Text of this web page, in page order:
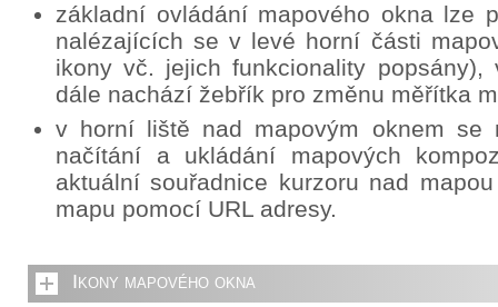
základní ovládání mapového okna lze
nalézajících se v levé horní části
ikony vč. jejich funkcionality popsány),
dále nachází žebřík pro změnu měřítka
v horní liště nad mapovým oknem se
načítání a ukládání mapových
aktuální souřadnice kurzoru nad
mapu pomocí URL adresy.
Ikony mapového okna